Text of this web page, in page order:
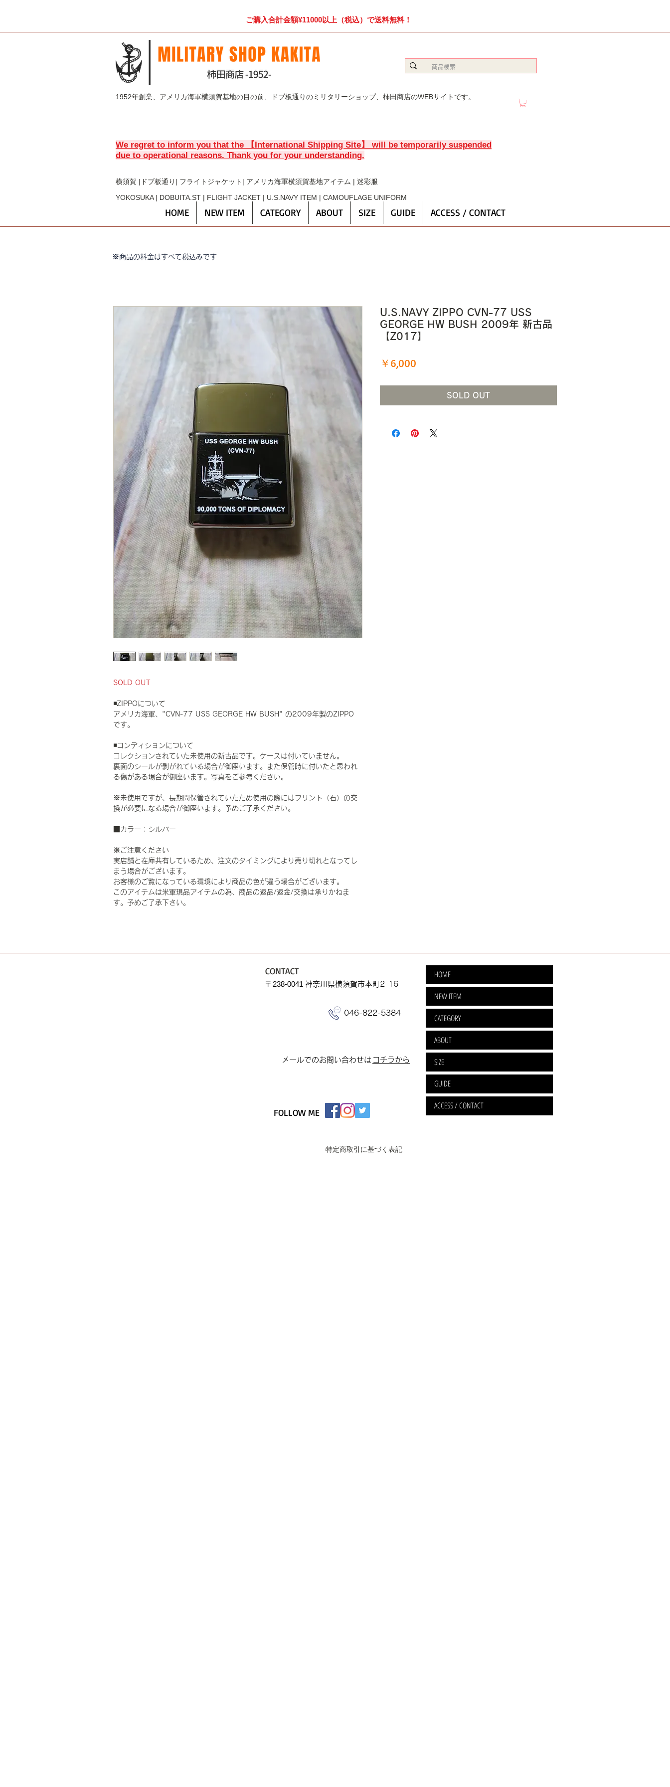
ご購入合計金額¥11000以上（税込）で送料無料！
1952年創業、アメリカ海軍横須賀基地の目の前、ドブ板通りのミリタリーショップ、柿田商店のWEBサイトです。
We regret to inform you that the 【International Shipping Site】 will be temporarily suspended
due to operational reasons. Thank you for your understanding.
横須賀 |ドブ板通り| フライト ジャケット| アメリカ海軍横須賀基地アイテム | 迷彩服
YOKOSUKA | DOBUITA.ST | FLIGHT JACKET | U.S.NAVY ITEM | CAMOUFLAGE UNIFORM
HOME NEW ITEM CATEGORY ABOUT SIZE GUIDE ACCESS / CONTACT
※商品の料金はすべて税込みです
SOLD OUT
◾️ZIPPOについて
アメリカ海軍、"CVN-77 USS GEORGE HW BUSH" の2009年製のZIPPO
です。
◾️コンディションについて
コレクションされていた未使用の新古品です。ケースは付いていません。
裏面のシールが剥がれている場合が御座います。また保管時に付いたと思われ
る傷がある場合が御座います。写真をご参考ください。
※未使用ですが、長期間保管されていたため使用の際にはフリント（石）の交
換が必要になる場合が御座います。予めご了承ください。
■カラー：シルバー
※ご注意ください
実店舗と在庫共有しているため、注文のタイミングにより売り切れとなってし
まう場合がございます。
お客様のご覧になっている環境により商品の色が違う場合がございます。
このアイテムは米軍現品アイテムの為、商品の返品/返金/交換は承りかねま
す。予めご了承下さい。
U.S.NAVY ZIPPO CVN-77 USS
GEORGE HW BUSH 2009年 新古品
【Z017】
￥6,000
SOLD OUT
​メールでのお問い合わせは ​コチラから
046-822-5384
HOME
NEW ITEM
CATEGORY
ABOUT
SIZE
GUIDE
ACCESS / CONTACT
CONTACT
​〒238-0041 神奈川県横須賀市本町2-16
FOLLOW ME
特定商取引に基づく表記